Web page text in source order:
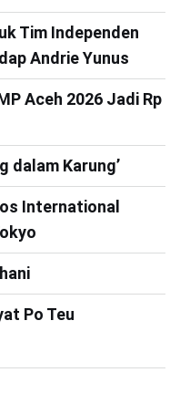
Tim Independen
Andrie Yunus
Aceh 2026 Jadi Rp
dalam Karung’
International
Po Teu